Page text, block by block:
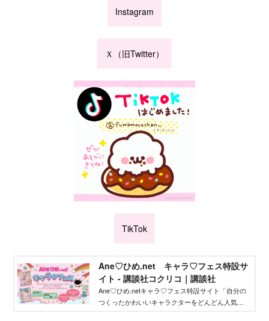
Instagram
Ｘ（旧Twitter）
TikTok
Ane♡ひめ.net キャラ♡フェス特設サ
イト - 講談社コクリコ｜講談社
Ane♡ひめ.netキャラ♡フェス特設サイト「自分の
つくったかわいいキャラクターをどんどん人気者